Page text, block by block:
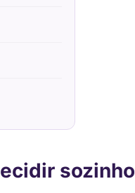
sozinho